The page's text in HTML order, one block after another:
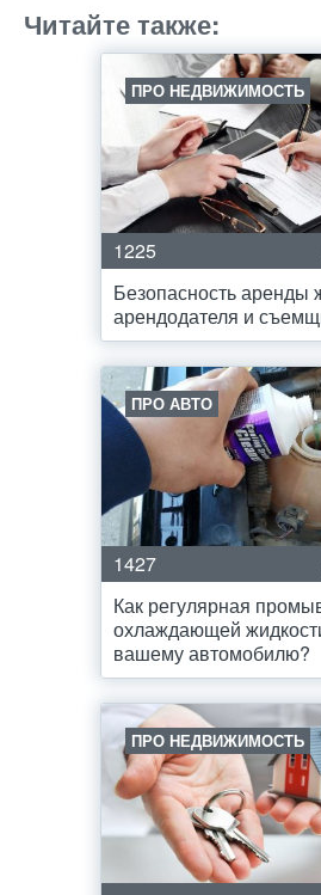
Читайте также:
ПРО НЕДВИЖИМОСТЬ
1225
Безопасность аренды
арендодателя и
ПРО АВТО
1427
Как регулярная
охлаждающей
вашему автомобилю?
ПРО НЕДВИЖИМОСТЬ